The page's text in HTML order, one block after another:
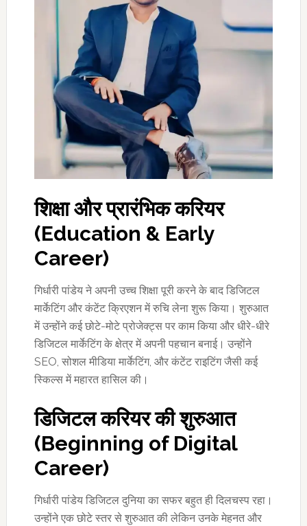
शिक्षा और प्रारंभिक करियर
(Education & Early
Career)
गिर्धारी पांडेय ने अपनी उच्च शिक्षा पूरी करने के बाद डिजिटल
मार्केटिंग और कंटेंट क्रिएशन में रुचि लेना शुरू किया। शुरुआत
में उन्होंने कई छोटे-मोटे प्रोजेक्ट्स पर काम किया और धीरे-धीरे
डिजिटल मार्केटिंग के क्षेत्र में अपनी पहचान बनाई। उन्होंने
SEO, सोशल मीडिया मार्केटिंग, और कंटेंट राइटिंग जैसी कई
स्किल्स में महारत हासिल की।
डिजिटल करियर की शुरुआत
(Beginning of Digital
Career)
गिर्धारी पांडेय डिजिटल दुनिया का सफर बहुत ही दिलचस्प रहा।
उन्होंने एक छोटे स्तर से शुरुआत की लेकिन उनके मेहनत और